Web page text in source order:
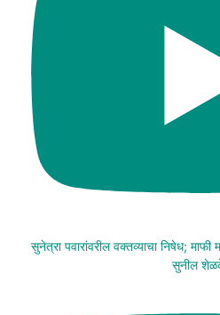
सुनेत्रा पवारांवरील वक्तव्याचा निषेध;
सुनील